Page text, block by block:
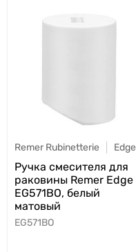
Remer Rubinetterie Edge
Ручка смесителя для
раковины Remer Edge
EG571BO, белый
матовый
EG571BO